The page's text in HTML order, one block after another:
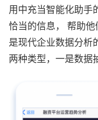
用中充当智能化助手
恰当的信息， 帮助他
是现代企业数据分析
两种类型，一是数据